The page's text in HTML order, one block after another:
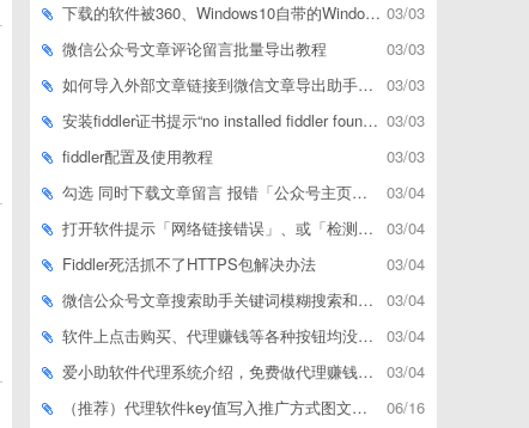
03/03
下载的软件被360、Windows10自带的Windows Defender、腾讯管家等杀毒软件误删了怎么解决
03/03
微信公众号文章评论留言批量导出教程
03/03
如何导入外部文章链接到微信文章导出助手批量下载，附上3种方式
03/03
安装fiddler证书提示“no installed fiddler found”或开启代理ip失败
03/03
fiddler配置及使用教程
03/04
勾选 同时下载文章留言 报错「公众号主页和加载cookie参数不能为空」
03/04
打开软件提示「网络链接错误」、或「检测版本更新失败」等网络问题解决方案
03/04
Fiddler死活抓不了HTTPS包解决办法
03/04
微信公众号文章搜索助手关键词模糊搜索和精确匹配搜索的区别
03/04
软件上点击购买、代理赚钱等各种按钮均没有反应，不打开相应网址怎么解决
03/04
爱小助软件代理系统介绍，免费做代理赚钱，带你轻松月收入过万
06/16
（推荐）代理软件key值写入推广方式图文教程